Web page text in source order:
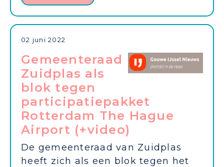
02 juni 2022
Gemeenteraad
Zuidplas als
blok tegen
participatiepakket
Rotterdam The Hague
Airport (+video)
De gemeenteraad van Zuidplas
heeft zich als een blok tegen het